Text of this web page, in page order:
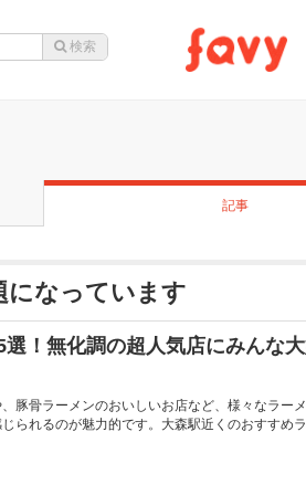
記事
になっています
！無化調の超人気店にみんな
豚骨ラーメンのおいしいお店など、様々なラー
られるのが魅力的です。大森駅近くのおすすめ